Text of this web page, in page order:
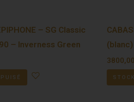
– SG Classic
– Inverness Green
3800,00